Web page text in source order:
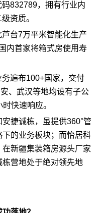
832789，拥有行业内
资质。
台7万平米智能化生产
内首家将箱式房使用寿
遍布100+国家，交付
、武汉等地均设有子公
快速响应。
捷诚栋，虽提供360°管
的业务板块；而怡居科
在新疆集装箱房源头厂家
营地处于绝对领先地